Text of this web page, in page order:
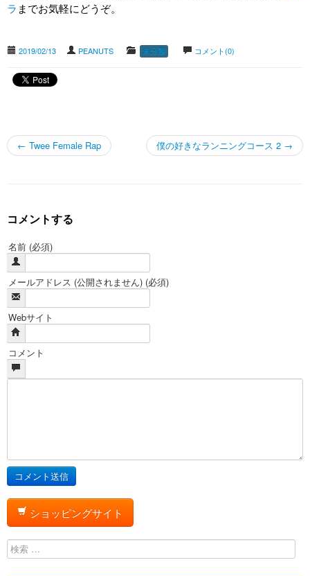
ラ までお気軽にどうぞ。
2019/02/13 PEANUTS 未分類 コメント(0)
投稿のナビゲーション
← Twee Female Rap 僕の好きなランニングコース 2 →
コメントする
名前 (必須)
メールアドレス (公開されません) (必須)
Webサイト
コメント
ショッピングサイト
検索